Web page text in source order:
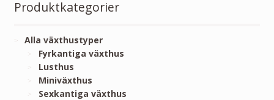
Produktkategorier
Alla växthustyper
Fyrkantiga växthus
Lusthus
Miniväxthus
Sexkantiga växthus